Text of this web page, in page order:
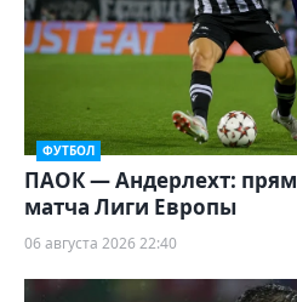
ФУТБОЛ
ПАОК — Андерлехт:
матча Лиги Европы
06 августа 2026 22:40